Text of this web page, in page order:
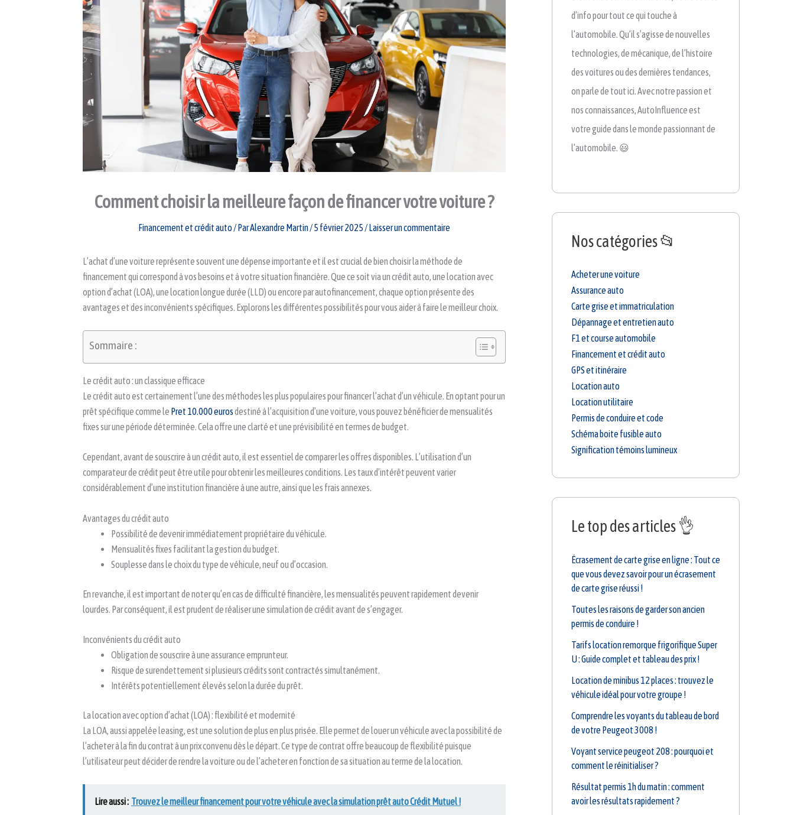
Comment choisir la meilleure façon de financer votre voiture ?
Financement et crédit auto/ ParAlexandre Martin/5 février 2025 /Laisser un commentaire
L’achat d’une voiture représente souvent une dépense importante et il est crucial de bien choisir la méthode de
financement qui correspond à vos besoins et à votre situation financière. Que ce soit via un crédit auto, une location avec
option d’achat (LOA), une location longue durée (LLD) ou encore par autofinancement, chaque option présente des
avantages et des inconvénients spécifiques. Explorons les différentes possibilités pour vous aider à faire le meilleur choix.
Sommaire :
Le crédit auto : un classique efficace
Le crédit auto est certainement l’une des méthodes les plus populaires pour financer l’achat d’un véhicule. En optant pour un
prêt spécifique comme le Pret 10.000 eurosdestiné à l’acquisition d’une voiture, vous pouvez bénéficier de mensualités
fixes sur une période déterminée. Cela offre une clarté et une prévisibilité en termes de budget.
Cependant, avant de souscrire à un crédit auto, il est essentiel de comparer les offres disponibles. L’utilisation d’un
comparateur de crédit peut être utile pour obtenir les meilleures conditions. Les taux d’intérêt peuvent varier
considérablement d’une institution financière à une autre, ainsi que les frais annexes.
Avantages du crédit auto
Possibilité de devenir immédiatement propriétaire du véhicule.
Mensualités fixes facilitant la gestion du budget.
Souplesse dans le choix du type de véhicule, neuf ou d’occasion.
En revanche, il est important de noter qu’en cas de difficulté financière, les mensualités peuvent rapidement devenir
lourdes. Par conséquent, il est prudent de réaliser une simulation de crédit avant de s’engager.
Inconvénients du crédit auto
Obligation de souscrire à une assurance emprunteur.
Risque de surendettement si plusieurs crédits sont contractés simultanément.
Intérêts potentiellement élevés selon la durée du prêt.
La location avec option d’achat (LOA) : flexibilité et modernité
La LOA, aussi appelée leasing, est une solution de plus en plus prisée. Elle permet de louer un véhicule avec la possibilité de
l’acheter à la fin du contrat à un prix convenu dès le départ. Ce type de contrat offre beaucoup de flexibilité puisque
l’utilisateur peut décider de rendre la voiture ou de l’acheter en fonction de sa situation au terme de la location.
Lire aussi : Trouvez le meilleur financement pour votre véhicule avec la simulation prêt auto Crédit Mutuel !
d’info pour tout ce qui touche à
l’automobile. Qu’il s’agisse de nouvelles
technologies, de mécanique, de l’histoire
des voitures ou des dernières tendances,
on parle de tout ici. Avec notre passion et
nos connaissances, AutoInfluence est
votre guide dans le monde passionnant de
l’automobile. 😃
Nos catégories 📂
Acheter une voiture
Assurance auto
Carte grise et immatriculation
Dépannage et entretien auto
F1 et course automobile
Financement et crédit auto
GPS et itinéraire
Location auto
Location utilitaire
Permis de conduire et code
Schéma boite fusible auto
Signification témoins lumineux
Le top des articles 👌
Écrasement de carte grise en ligne : Tout ce
que vous devez savoir pour un écrasement
de carte grise réussi !
Toutes les raisons de garder son ancien
permis de conduire !
Tarifs location remorque frigorifique Super
U : Guide complet et tableau des prix !
Location de minibus 12 places : trouvez le
véhicule idéal pour votre groupe !
Comprendre les voyants du tableau de bord
de votre Peugeot 3008 !
Voyant service peugeot 208 : pourquoi et
comment le réinitialiser ?
Résultat permis 1h du matin : comment
avoir les résultats rapidement ?